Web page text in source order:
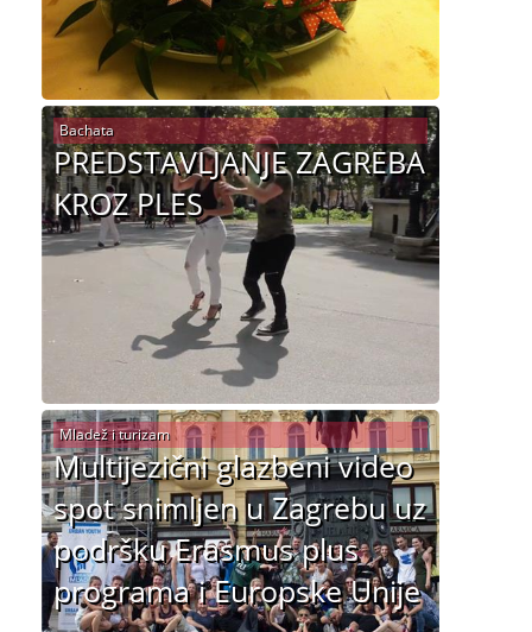
PREDSTAVLJANJE ZAGREBA
KROZ PLES
Bachata
Multijezični glazbeni video
spot snimljen u Zagrebu uz
podršku Erasmus plus
programa i Europske Unije
Mladež i turizam